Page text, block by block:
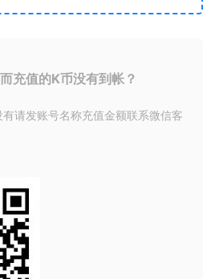
充值的K币没有到帐？
请发账号名称充值金额联系微信客